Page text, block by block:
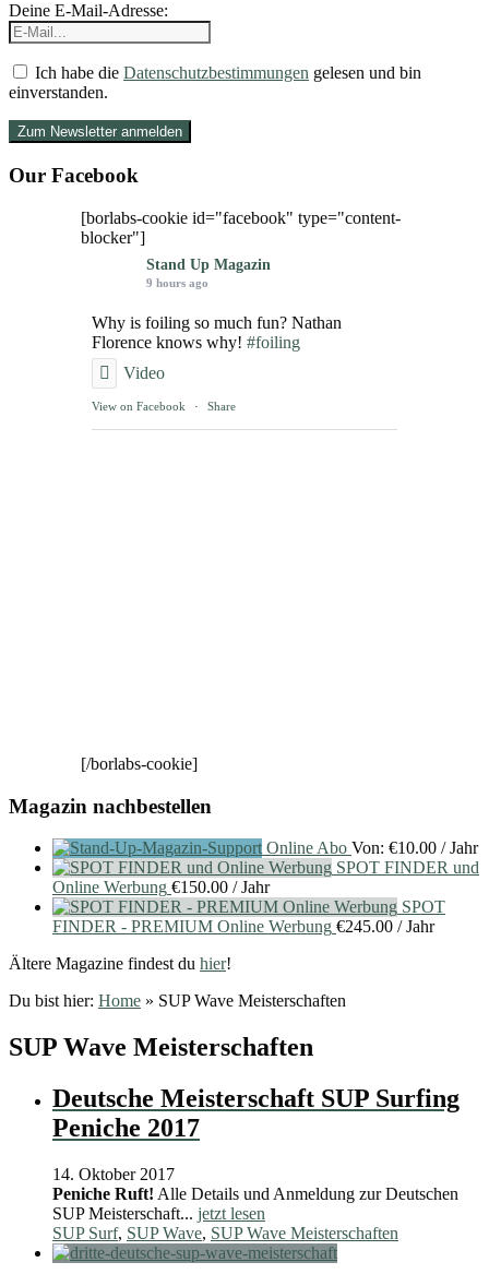
Deine E-Mail-Adresse:
Ich habe die Datenschutzbestimmungen gelesen und bin
einverstanden.
Our Facebook
[borlabs-cookie id="facebook" type="content-
blocker"]
Stand Up Magazin
9 hours ago
Why is foiling so much fun? Nathan
Florence knows why! #foiling
Video
View on Facebook · Share
[/borlabs-cookie]
Magazin nachbestellen
Online Abo Von: €10.00 / Jahr
SPOT FINDER und
Online Werbung €150.00 / Jahr
SPOT
FINDER - PREMIUM Online Werbung €245.00 / Jahr
Ältere Magazine findest du hier!
Du bist hier: Home » SUP Wave Meisterschaften
SUP Wave Meisterschaften
Deutsche Meisterschaft SUP Surfing
Peniche 2017
14. Oktober 2017
Peniche Ruft! Alle Details und Anmeldung zur Deutschen
SUP Meisterschaft... jetzt lesen
SUP Surf, SUP Wave, SUP Wave Meisterschaften